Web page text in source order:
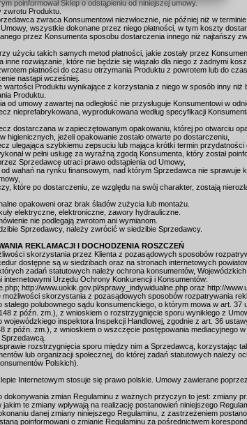
poinformował Sklep o odstąpieniu od niniejszej umowy.
Produktu.
zwraca Konsumentowi niezwłocznie, nie później niż w
wszystkie dokonane przez niego płatności, w tym koszty
przez Konsumenta sposobu dostarczenia innego niż najtańszy
użyciu takich samych metod płatności, jakie zostały przez
rozwiązanie, które nie będzie się wiązało dla niego z żadnymi
płatności do czasu otrzymania Produktu z powrotem lub do
nastąpi wcześniej.
wartości Produktu wynikające z korzystania z niego w sposób inny niż
Produktu.
od umowy zawartej na odległość nie przysługuje Konsumentowi w
nieprefabrykowana, wyprodukowana według specyfikacji
dostarczana w zapieczętowanym opakowaniu, której po otwarciu
higienicznych, jeżeli opakowanie zostało otwarte po dostarczeniu,
ulegająca szybkiemu zepsuciu lub mająca krótki termin przydatności
w pełni usługę za wyraźną zgodą Konsumenta, który został
Sprzedawcę utraci prawo odstąpienia od Umowy,
wahań na rynku finansowym, nad którym Sprzedawca nie sprawuje
które po dostarczeniu, ze względu na swój charakter, zostają
opakoweni oraz brak śladów zużycia lub montażu.
elektryczne, elektroniczne, zawory hydrauliczne.
nie podlegają zwrotom ani wymianom.
Sprzedawcy, należy zwrócić w siedzibie Sprzedawcy.
REKLAMACJI I DOCHODZENIA ROSZCZEŃ
skorzystania przez Klienta z pozasądowych sposobów
dostępne są w siedzibach oraz na stronach internetowych
zadań statutowych należy ochrona konsumentów,
Urzędu Ochrony Konkurencji i Konsumentów:
http://www.uokik.gov.pl/sprawy_indywidualne.php oraz http://
możliwości skorzystania z pozasądowych sposobów rozpatrywania
polubownego sądu konsumenckiego, o którym mowa w art. 37
z późn. zm.), z wnioskiem o rozstrzygnięcie sporu wynikłego z
inspektora Inspekcji Handlowej, zgodnie z art. 36
z późn. zm.), z wnioskiem o wszczęcie postępowania mediacyjnego
rozstrzygnięcia sporu między nim a Sprzedawcą, korzystając
lub organizacji społecznej, do której zadań statutowych należy
Polskich).
Internetowym stosuje się prawo polskie. Umowy zawierane
dokonywania zmian Regulaminu z ważnych przyczyn to jest: zmiany
te zmiany wpływają na realizację postanowień niniejszego
danej zmiany niniejszego Regulaminu, z zastrzeżeniem
poinformowani o zmianie Regulaminu za pośrednictwem